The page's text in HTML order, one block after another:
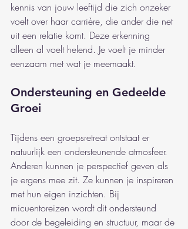
kennis van jouw leeftijd die zich onzeker
voelt over haar carrière, die ander die net
uit een relatie komt. Deze erkenning
alleen al voelt helend. Je voelt je minder
eenzaam met wat je meemaakt.
Ondersteuning en Gedeelde
Groei
Tijdens een groepsretreat ontstaat er
natuurlijk een ondersteunende atmosfeer.
Anderen kunnen je perspectief geven als
je ergens mee zit. Ze kunnen je inspireren
met hun eigen inzichten. Bij
micuentoreizen wordt dit ondersteund
door de begeleiding en structuur, maar de